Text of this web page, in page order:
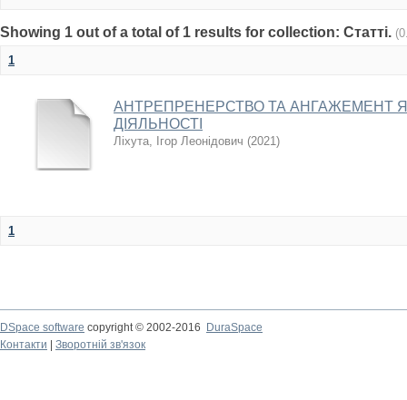
Showing 1 out of a total of 1 results for collection: Статті.
1
АНТРЕПРЕНЕРСТВО ТА АНГАЖЕМЕНТ
ДІЯЛЬНОСТІ
Ліхута, Ігор Леонідович (2021)
1
DSpace software copyright © 2002-2016
DuraSpace
Контакти
Зворотній зв'язок